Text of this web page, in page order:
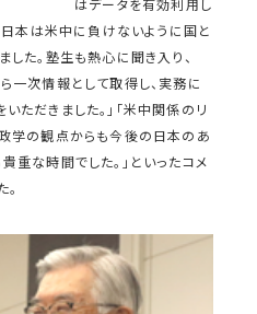
日本は米中に負けないように国と
た。塾生も熱心に聞き入り、
一次情報として取得し、実務に
ただきました。」「米中関係のリ
学の観点からも今後の日本のあ
重な時間でした。」といったコメ